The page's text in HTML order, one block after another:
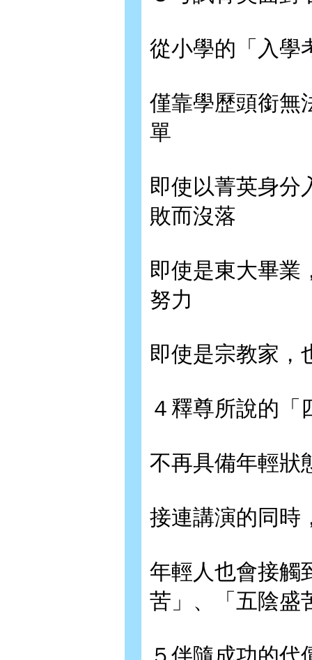
從小學的「入學
僅靠學歷頭銜無
單
即使以菁英身分
敗而沒落
即使是東大畢業
努力
即使是宗教家，
４釋尊所說的
不再具備年輕狀
接連講演的同時
年輕人也會接觸
苦」、「五陰盛